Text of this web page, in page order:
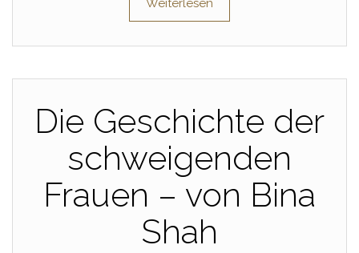
Weiterlesen
Die Geschichte der
schweigenden
Frauen – von Bina
Shah